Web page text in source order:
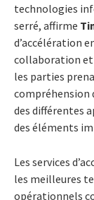
technologies
serré, affirme
d’accélération
collaboration et
les parties
compréhension
des différentes
des éléments
Les services
les meilleures
opérationnels